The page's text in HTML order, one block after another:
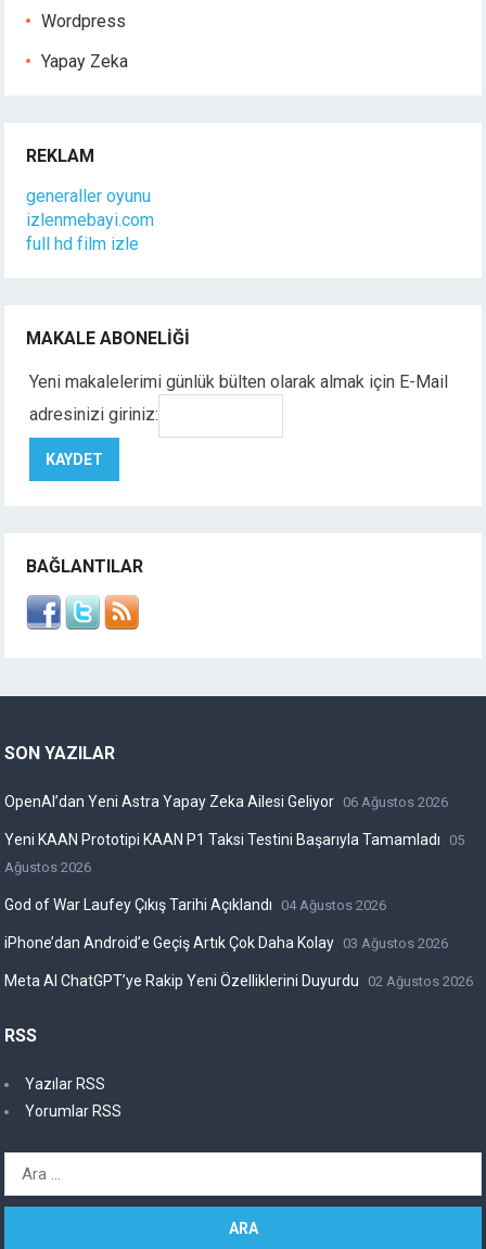
Wordpress
Yapay Zeka
REKLAM
generaller oyunu
izlenmebayi.com
full hd film izle
MAKALE ABONELIĞI
Yeni makalelerimi günlük bülten olarak almak için E-Mail
adresinizi giriniz:
BAĞLANTILAR
SON YAZILAR
OpenAI’dan Yeni Astra Yapay Zeka Ailesi Geliyor 06 Ağustos 2026
Yeni KAAN Prototipi KAAN P1 Taksi Testini Başarıyla Tamamladı
05
Ağustos 2026
God of War Laufey Çıkış Tarihi Açıklandı 04 Ağustos 2026
iPhone’dan Android’e Geçiş Artık Çok Daha Kolay 03 Ağustos 2026
Meta AI ChatGPT’ye Rakip Yeni Özelliklerini Duyurdu 02 Ağustos 2026
RSS
Yazılar RSS
Yorumlar RSS
Arama: